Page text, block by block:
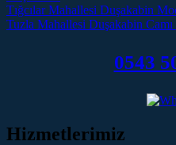
Post navigation
Tığcılar Mahallesi Duşakabin
Tuzla Mahallesi Duşakabin Camı
0543
Hizmetlerimiz